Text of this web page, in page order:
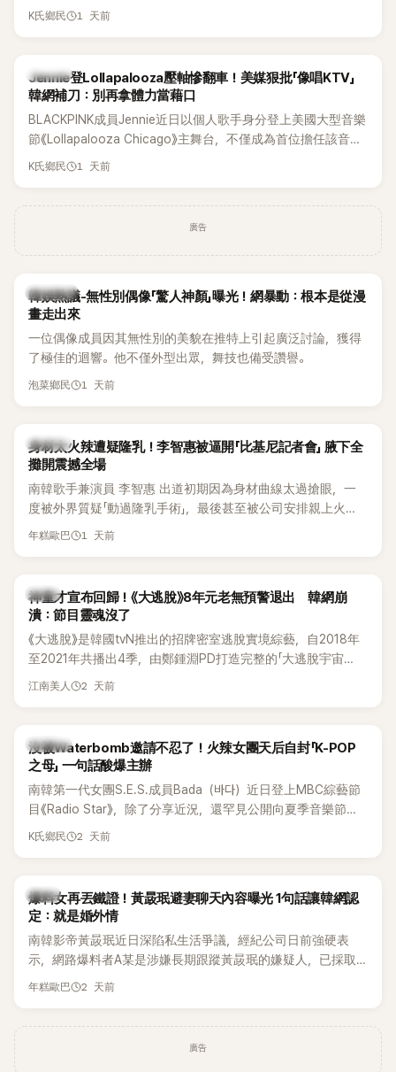
年沒有談戀愛，更首度透露空窗至今的原因，全與上一段戀情
K氏鄉民 1 天前
K-POP
Jennie登Lollapalooza壓軸慘翻車！美媒狠批「像唱KTV」
韓網補刀：別再拿體力當藉口
BLACKPINK成員Jennie近日以個人歌手身分登上美國大型音樂
節《Lollapalooza Chicago》主舞台，不僅成為首位擔任該音樂
節Headliner（壓軸主秀）的K-POP女SOLO歌手，寫下全新紀
K氏鄉民 1 天前
廣告
熱議討論
韓娛熱議-無性別偶像「驚人神顏」曝光！網暴動：根本是從漫
畫走出來
一位偶像成員因其無性別的美貌在推特上引起廣泛討論，獲得
了極佳的迴響。他不僅外型出眾，舞技也備受讚譽。
泡菜鄉民 1 天前
K-POP
身材太火辣遭疑隆乳！李智惠被逼開「比基尼記者會」 腋下全
攤開震撼全場
南韓歌手兼演員 李智惠 出道初期因為身材曲線太過搶眼，一
度被外界質疑「動過隆乳手術」，最後甚至被公司安排親上火
線，召開前所未見的「泳裝記者會」澄清。這場記者會後來還被
熱議。 2日播出的 SBS 綜藝節目《我的經紀人太難搞－秘書
鎮》，邀請同時兼顧工作與育兒的演藝圈代表「媽媽群」——李智
惠、李賢怡、李恩亨，以第13位「My Star」身分登場，分享最真
實的生活日常。 節目一開始，李瑞鎮 率先與李智惠會合，兩人
邊搭車邊聊天，氣氛輕鬆。聊到最近的新聞，李瑞鎮突然直球
發問：「妳不是上新聞了？說妳去做整形？是人中縮短手術嗎？」
延燒到過去的爭議。李瑞鎮脫口補刀：「妳以前不是還在游泳池
開過記者會？」直接點名她當年的風波。李智惠聽了忍不住笑
說：「哥怎麼連這個都知道？」李瑞鎮則回嘴：「那時候新聞鬧那
麼大，不知道才奇怪吧。」一來一往，氣氛反而更加輕鬆。 談到
當年情況，李智惠終於鬆口坦言，當時確實被質疑動過隆胸手
術。她回憶：「拍了比基尼照片之後，就開始被說是不是去隆乳
了。」為了澄清誤會，她只好親自站出來說清楚。 李智惠進一步
想，既然一直說我有做，那我乾脆把腋下給大家看，證明我根
本沒動過。」一句話說完，全場瞬間炸鍋，來賓又驚又笑。 事實
上，早在 2006 年，李智惠就為了證明自己沒有「隆乳」，真的
召開了一場泳裝記者招待會。當時她穿著比基尼站在一排攝影
這段為平息爭議、直接公開腋下畫面自證清白的往事再度被提
《脫掉鞋子恢單4Men》 中，親自公開那張當年引發話題的「腋下
年糕歐巴 1 天前
韓星
神童才宣布回歸！《大逃脫》8年元老無預警退出 韓網崩
潰：節目靈魂沒了
《大逃脫》是韓國tvN推出的招牌密室逃脫實境綜藝，自2018年
至2021年共播出4季，由鄭鍾淵PD打造完整的「大逃脫宇宙
（DTCU）」，憑藉燒腦劇情、電影級場景與龐大世界觀，累積
江南美人 2 天前
K-POP
沒被Waterbomb邀請不忍了！火辣女團天后自封「K-POP
之母」 一句話酸爆主辦
南韓第一代女團S.E.S.成員Bada（바다）近日登上MBC綜藝節
目《Radio Star》，除了分享近況，還罕見公開向夏季音樂節
Waterbomb喊話，笑稱自己至今從未受邀演出，更幽默表示：
K氏鄉民 2 天前
韓星
爆料女再丟鐵證！黃晸珉避妻聊天內容曝光 1句話讓韓網認
定：就是婚外情
南韓影帝黃晸珉近日深陷私生活爭議，經紀公司日前強硬表
示，網路爆料者A某是涉嫌長期跟蹤黃晸珉的嫌疑人，已採取
法律行動。不過，A某並未因此停止發聲，5日再度透過社群平
年糕歐巴 2 天前
廣告